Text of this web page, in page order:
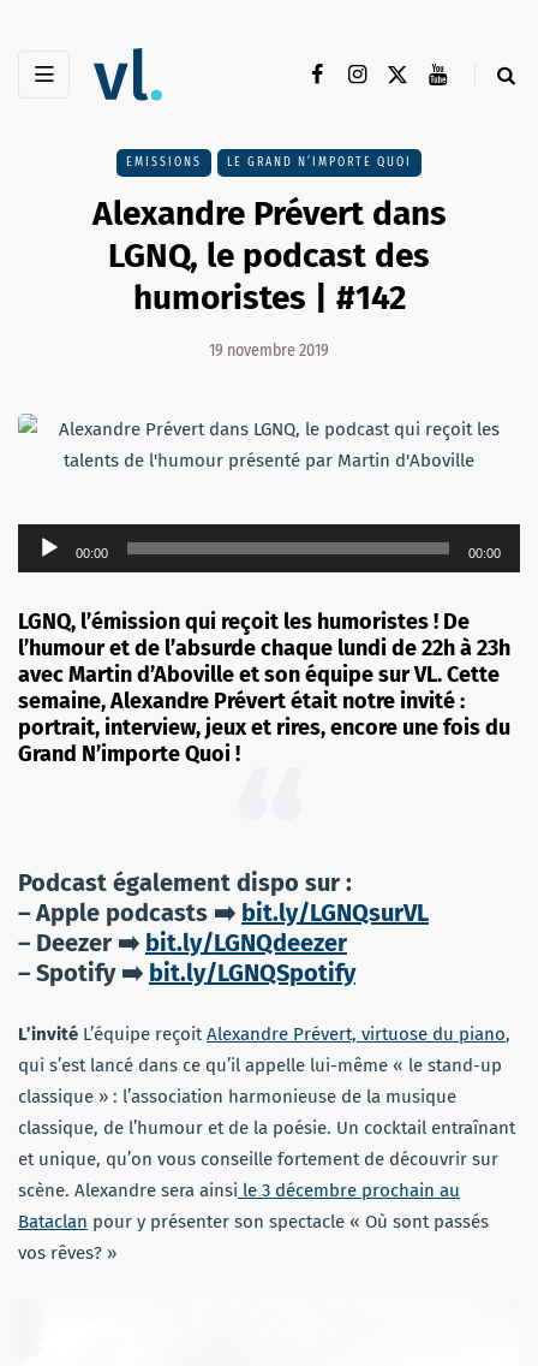
EMISSIONS LE GRAND N’IMPORTE QUOI
Alexandre Prévert dans
LGNQ, le podcast des
humoristes | #142
19 novembre 2019
Lecteur
audio
00:00 00:00
LGNQ, l’émission qui reçoit les humoristes ! De
l’humour et de l’absurde chaque lundi de 22h à 23h
avec Martin d’Aboville et son équipe sur VL. Cette
semaine, Alexandre Prévert était notre invité :
portrait, interview, jeux et rires, encore une fois du
Grand N’importe Quoi !
Podcast également dispo sur :
– Apple podcasts ➡️ bit.ly/LGNQsurVL
– Deezer ➡️ bit.ly/LGNQdeezer
– Spotify ➡️ bit.ly/LGNQSpotify
L’invité L’équipe reçoitAlexandre Prévert, virtuose du piano,
qui s’est lancé dans ce qu’il appelle lui-même « le stand-up
classique » : l’association harmonieuse de la musique
classique, de l’humour et de la poésie. Un cocktail entraînant
et unique, qu’on vous conseille fortement de découvrir sur
scène. Alexandre sera ainsi le 3 décembre prochain au
Bataclan pour y présenter son spectacle « Où sont passés
vos rêves? »